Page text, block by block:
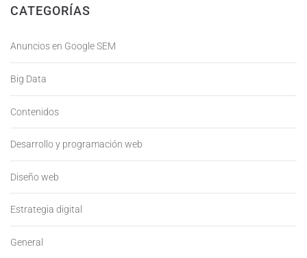
CATEGORÍAS
Anuncios en Google SEM
Big Data
Contenidos
Desarrollo y programación web
Diseño web
Estrategia digital
General